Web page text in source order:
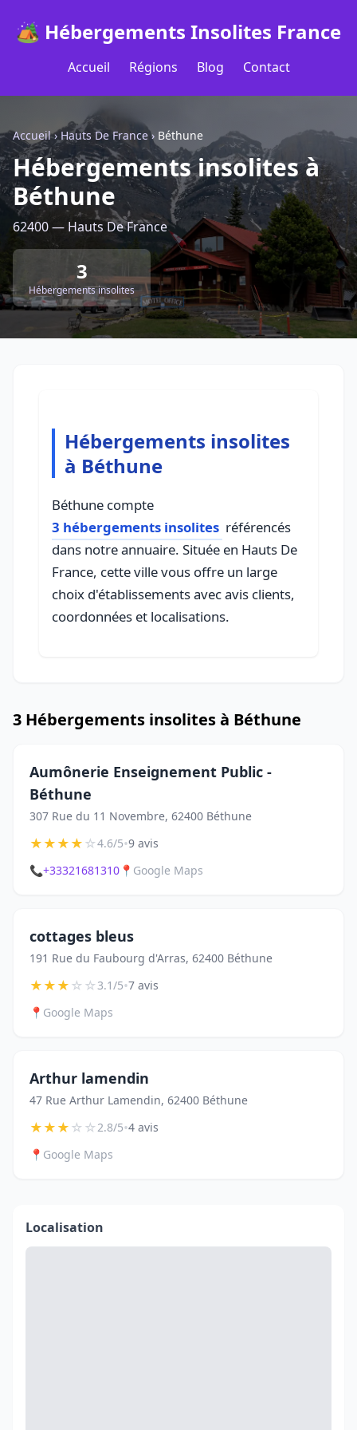
🏕️ Hébergements Insolites France
Accueil Régions Blog Contact
Accueil›Hauts De France› Béthune
Hébergements insolites à
Béthune
62400 — Hauts De France
3
Hébergements insolites
Hébergements insolites
à Béthune
Béthune compte
3 hébergements insolites référencés
dans notre annuaire. Située en Hauts De
France, cette ville vous offre un large
choix d'établissements avec avis clients,
coordonnées et localisations.
3 Hébergements insolites à Béthune
Aumônerie Enseignement Public -
Béthune
307 Rue du 11 Novembre, 62400 Béthune
★★★★☆4.6/5•9 avis
📞+33321681310 📍 Google Maps
cottages bleus
191 Rue du Faubourg d'Arras, 62400 Béthune
★★★☆☆3.1/5•7 avis
📍 Google Maps
Arthur lamendin
47 Rue Arthur Lamendin, 62400 Béthune
★★★☆☆2.8/5•4 avis
📍 Google Maps
Localisation